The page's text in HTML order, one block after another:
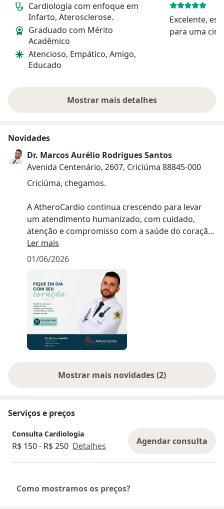
Cardiologia com enfoque em
Infarto, Aterosclerose.
Graduado com Mérito
Acadêmico
Atencioso, Empático, Amigo,
Educado
Excelente,
para uma
Mostrar mais detalhes
sobre a experiência
Novidades
Dr. Marcos Aurélio Rodrigues Santos
Avenida Centenário, 2607, Criciúma 88845-000
Criciúma, chegamos.
A AtheroCardio continua crescendo para levar
um atendimento humanizado, com cuidado,
atenção e compromisso com a saúde do coração.
Agora também em Criciúma, em forma de tele
acompanhamento cardiológico de qualidade,
focado na prevenção, diagnóstico e cuidado
integral de cada paciente.
Seu coração merece atenção em todas as fases
da vida.
Agende sua consulta e cuide da sua saúde com
online.
Ler mais
01/06/2026
Mostrar mais novidades (2)
Serviços e preços
Consulta Cardiologia
R$ 150 - R$ 250 Detalhes Agendar consulta
Como mostramos os preços?